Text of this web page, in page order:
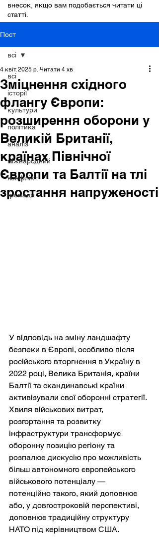
внесок, якщо вам подобається читати ці
статті.
Пост
всі
історії
культури
політика
аналіз
міжнародний
конфлікт
громада
всі
Зміцнення східного
флангу Європи:
розширення оборони у
Великій Британії,
країнах Північної
Європи та Балтії на тлі
зростання напруженості
4 квіт. 2025 р. Читати 4 хв
У відповідь на зміну ландшафту
безпеки в Європі, особливо після
російського вторгнення в Україну в
2022 році, Велика Британія, країни
Балтії та скандинавські країни
активізували свої оборонні стратегії.
Хвиля військових витрат,
розгортання та розвитку
інфраструктури трансформує
оборонну позицію регіону та
розпалює дискусію про можливість
більш автономного європейського
військового потенціалу —
потенційно такого, який доповнює
або, у довгостроковій перспективі,
доповнює традиційну структуру
НАТО під керівництвом США.